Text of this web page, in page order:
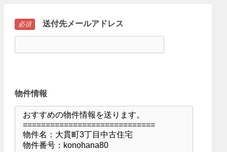
必須 送付先メールアドレス
物件情報